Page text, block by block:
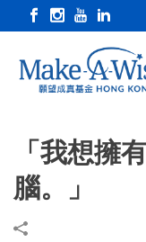
「我想擁
腦。」